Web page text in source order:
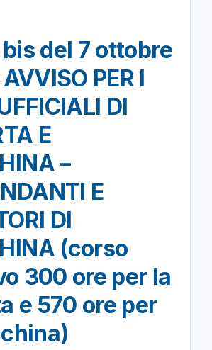
bis del 7 ottobre
PER I
DI
E
–
E
DI
(corso
300 ore per la
e 570 ore per